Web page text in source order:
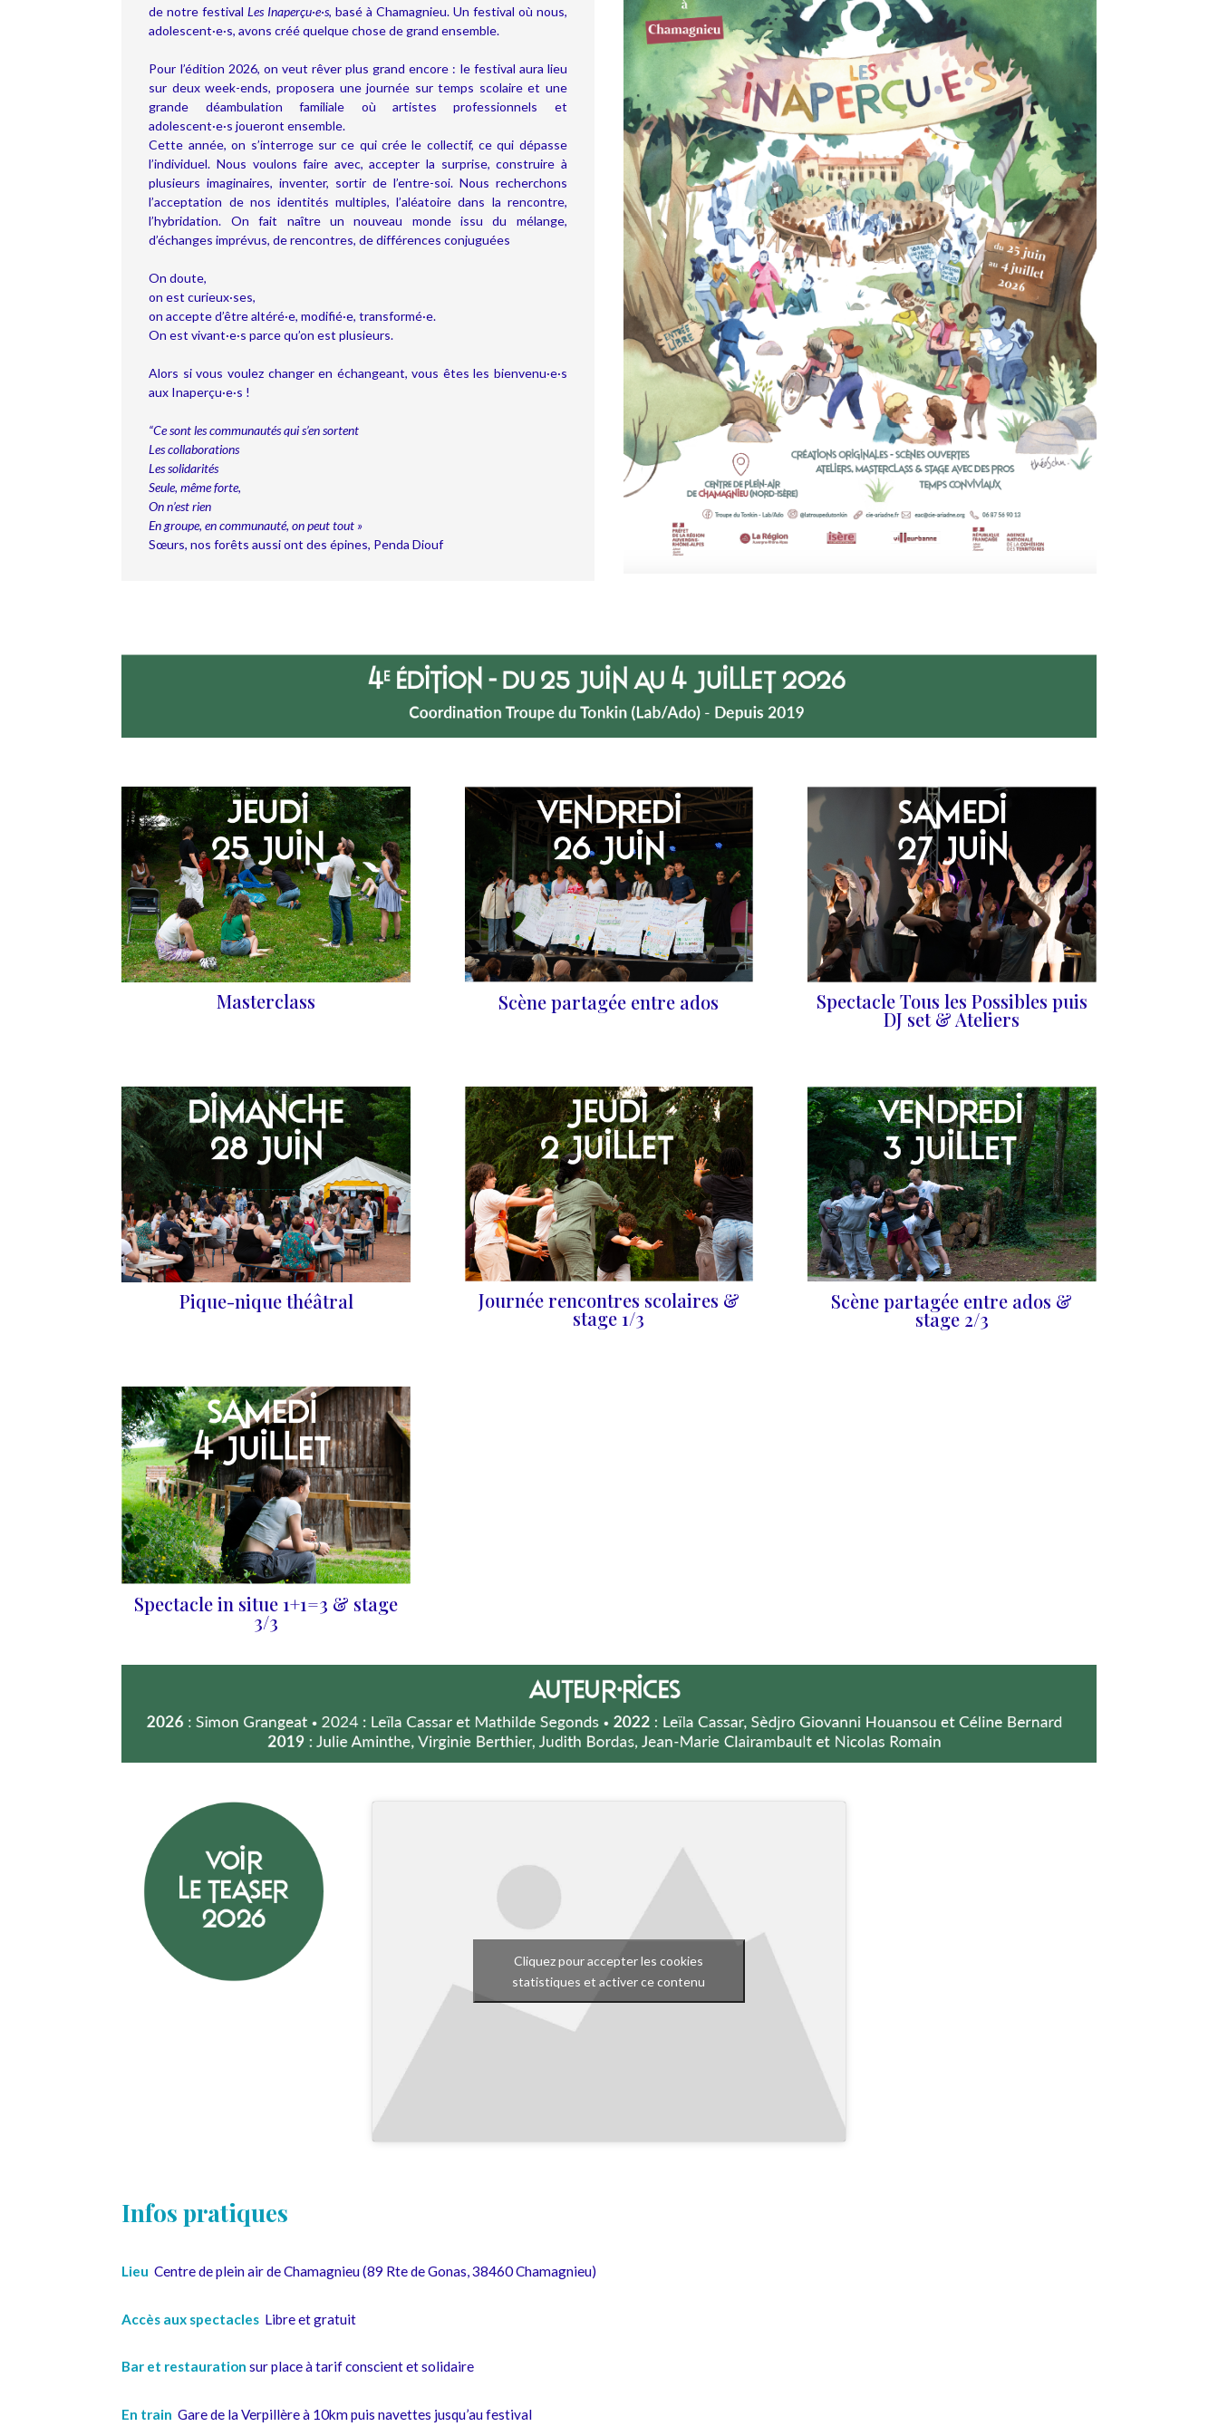
de notre festivalLes Inaperçu·e·s, basé à Chamagnieu. Un festival où nous,
adolescent·e·s, avons créé quelque chose de grand ensemble.
Pour l’édition 2026, on veut rêver plus grand encore : le festival aura lieu
sur deux week-ends, proposera une journée sur temps scolaire et une
grande déambulation familiale où artistes professionnels et
adolescent·e·s joueront ensemble.
Cette année, on s’interroge sur ce qui crée le collectif, ce qui dépasse
l’individuel. Nous voulons faire avec, accepter la surprise, construire à
plusieurs imaginaires, inventer, sortir de l’entre-soi. Nous recherchons
l’acceptation de nos identités multiples, l’aléatoire dans la rencontre,
l’hybridation. On fait naître un nouveau monde issu du mélange,
d’échanges imprévus, de rencontres, de différences conjuguées
On doute,
on est curieux·ses,
on accepte d’être altéré·e, modifié·e, transformé·e.
On est vivant·e·s parce qu’on est plusieurs.
Alors si vous voulez changer en échangeant, vous êtes les bienvenu·e·s
aux Inaperçu·e·s !
“Ce sont les communautés qui s’en sortent
Les collaborations
Les solidarités
Seule, même forte,
On n’est rien
En groupe, en communauté, on peut tout »
Sœurs, nos forêts aussi ont des épines, Penda Diouf
Masterclass Scène partagée entre ados Spectacle Tous les Possibles puis
DJ set & Ateliers
Pique-nique théâtral Journée rencontres scolaires &
stage 1/3
Scène partagée entre ados &
stage 2/3
Spectacle in situe 1+1=3 & stage
3/3
Cliquez pour accepter les cookies
statistiques et activer ce contenu
Infos pratiques
LieuCentre de plein air de Chamagnieu (89 Rte de Gonas, 38460 Chamagnieu)
Accès aux spectacles Libre et gratuit
Bar et restaurationsur place à tarif conscient et solidaire
En trainGare de la Verpillère à 10km puis navettes jusqu’au festival